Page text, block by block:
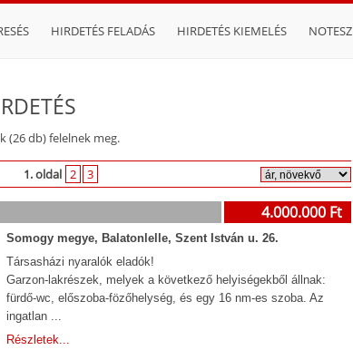
HIRDETÉS FELADÁS HIRDETÉS KIEMELÉS NOTESZ
(26 db) felelnek meg.
1. oldal 2 3
4.000.000 Ft
Somogy megye, Balatonlelle, Szent István u. 26.
Társasházi nyaralók eladók!
Garzon-lakrészek, melyek a következő helyiségekből állnak:
fürdő-wc, előszoba-fözőhelység, és egy 16 nm-es szoba. Az
ingatlan ...
Részletek...